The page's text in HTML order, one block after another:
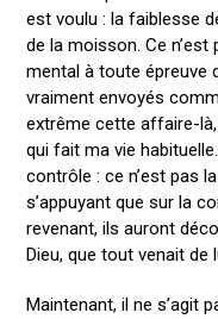
est voulu : la faiblesse
de la moisson. Ce n’est
mental à toute épreuve
vraiment envoyés
extrême cette affaire-
qui fait ma vie
contrôle : ce n’est pas
s’appuyant que sur la
revenant, ils auront
Dieu, que tout venait de
Maintenant, il ne s’agit